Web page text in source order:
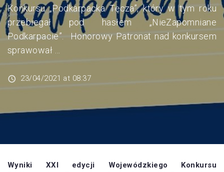
Konkursu „Podkarpacka Tęcza”, który w tym roku
przebiegał pod hasłem „NieZapomniane
Podkarpacie”. Honorowy Patronat nad konkursem
sprawował …
23/04/2021 at 08:37
Wyniki XXI edycji Wojewódzkiego Konkursu